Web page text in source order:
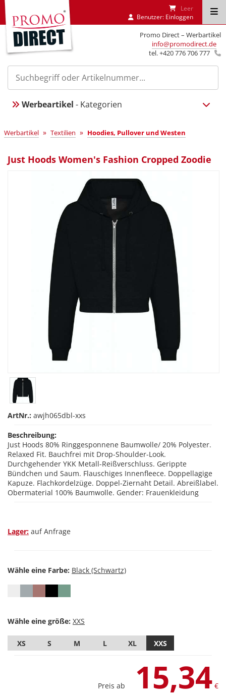
Promo Direct – Werbartikel
info@promodirect.de
tel. +420 776 706 777
Leer
Benutzer: Einloggen
Werbeartikel - Kategorien
Werbartikel » Textilien » Hoodies, Pullover und Westen
Just Hoods Women's Fashion Cropped Zoodie
ArtNr.: awjh065dbl-xxs
Beschreibung:
Just Hoods 80% Ringgesponnene Baumwolle/ 20% Polyester.
Relaxed Fit. Bauchfrei mit Drop-Shoulder-Look.
Durchgehender YKK Metall-Reißverschluss. Gerippte
Bündchen und Saum. Flauschiges Innenfleece. Doppellagige
Kapuze. Flachkordelzüge. Doppel-Ziernaht Detail. Abreißlabel.
Obermaterial 100% Baumwolle. Gender: Frauenkleidung
Lager: auf Anfrage
Wähle eine Farbe:
Wähle eine größe:
XS S M L XL XXS
Preis ab 15,34 €